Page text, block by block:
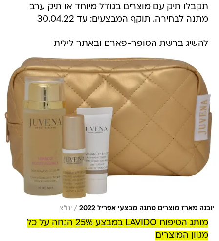
תקבלו תיק עם מוצרים בגודל מיוחד או תיק ערב
מתנה לבחירה. תוקף המבצעים: עד 30.04.22
להשיג ברשת הסופר-פארם ובאתר לילית
יובנה מארז מוצרים מתנה מבצעי אפריל 2022 / יח"צ
מותג הטיפוח LAVIDO במבצע 25% הנחה על כל
מגוון המוצרים